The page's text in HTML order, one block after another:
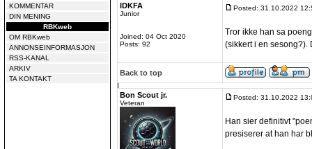
KOMMENTAR
DIN MENING
RBKweb
OM RBKweb
ANNONSEINFORMASJON
RSS-KANAL
ARKIV
TA KONTAKT
IDKFA
Junior
Joined: 04 Oct 2020
Posts: 92
Posted: 31.10.2022
Tror ikke han sa
(sikkert i en sesong?).
Back to top
Bon Scout jr.
Veteran
Posted: 31.10.2022
Han sier definitivt
presiserer at han har